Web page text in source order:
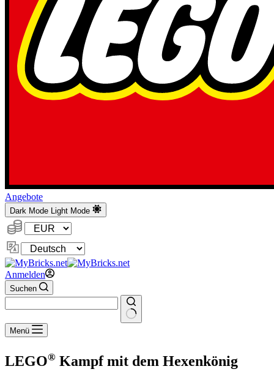
Angebote
Dark Mode Light Mode
Währung:
Sprache
ändern
Anmelden
Suchen
Keine
Ergebnisse
Menü
LEGO® Kampf mit dem Hexenkönig